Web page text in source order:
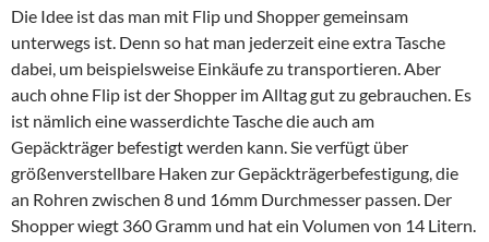
Die Idee ist das man mit Flip und Shopper gemeinsam
unterwegs ist. Denn so hat man jederzeit eine extra Tasche
dabei, um beispielsweise Einkäufe zu transportieren. Aber
auch ohne Flip ist der Shopper im Alltag gut zu gebrauchen. Es
ist nämlich eine wasserdichte Tasche die auch am
Gepäckträger befestigt werden kann. Sie verfügt über
größenverstellbare Haken zur Gepäckträgerbefestigung, die
an Rohren zwischen 8 und 16mm Durchmesser passen. Der
Shopper wiegt 360 Gramm und hat ein Volumen von 14 Litern.